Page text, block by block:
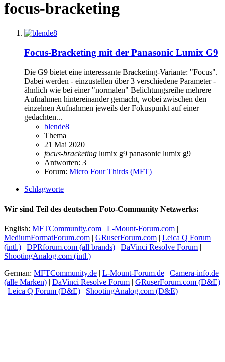
focus-bracketing
Focus-Bracketing mit der Panasonic Lumix G9
Die G9 bietet eine interessante Bracketing-Variante: "Focus".
Dabei werden - einzustellen über 3 verschiedene Parameter -
ähnlich wie bei einer "normalen" Belichtungsreihe mehrere
Aufnahmen hintereinander gemacht, wobei zwischen den
einzelnen Aufnahmen jeweils der Fokuspunkt auf einer
gedachten...
blende8
Thema
21 Mai 2020
focus-bracketing lumix g9 panasonic lumix g9
Antworten: 3
Forum: Micro Four Thirds (MFT)
Schlagworte
Wir sind Teil des deutschen Foto-Community Netzwerks:
English: MFTCommunity.com | L-Mount-Forum.com |
MediumFormatForum.com | GRuserForum.com | Leica Q Forum
(intl.) | DPRforum.com (all brands) | DaVinci Resolve Forum |
ShootingAnalog.com (intl.)
German: MFTCommunity.de | L-Mount-Forum.de | Camera-info.de
(alle Marken) | DaVinci Resolve Forum | GRuserForum.com (D&E)
| Leica Q Forum (D&E) | ShootingAnalog.com (D&E)